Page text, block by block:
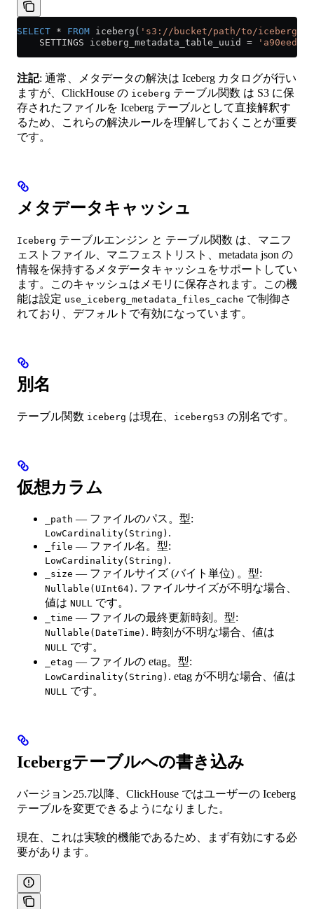
SELECT * FROM iceberg( 's3://bucket/path/to/
    SETTINGS iceberg_metadata_table_uuid
=
注記: 通常、メタデータの解決は Iceberg カタログが行い
ますが、ClickHouse の iceberg テーブル関数 は S3 に保
存されたファイルを Iceberg テーブルとして直接解釈す
るため、これらの解決ルールを理解しておくことが重要
です。
メタデータキャッシュ
Iceberg テーブルエンジン と テーブル関数 は、マニフ
ェストファイル、マニフェストリスト、metadata json の
情報を保持するメタデータキャッシュをサポートしてい
ます。このキャッシュはメモリに保存されます。この機
能は設定 use_iceberg_metadata_files_cache で制御さ
れており、デフォルトで有効になっています。
別名
テーブル関数 iceberg は現在、 icebergS3 の別名です。
仮想カラム
_path — ファイルのパス。型:
LowCardinality(String) .
_file — ファイル名。型:
LowCardinality(String) .
_size — ファイルサイズ (バイト単位) 。型:
Nullable(UInt64) . ファイルサイズが不明な場合、
値は NULL です。
_time — ファイルの最終更新時刻。型:
Nullable(DateTime) . 時刻が不明な場合、値は
NULL です。
_etag — ファイルの etag。型:
LowCardinality(String) . etag が不明な場合、値は
NULL です。
Icebergテーブルへの書き込み
バージョン25.7以降、ClickHouse ではユーザーの Iceberg
テーブルを変更できるようになりました。
現在、これは実験的機能であるため、まず有効にする必
要があります。